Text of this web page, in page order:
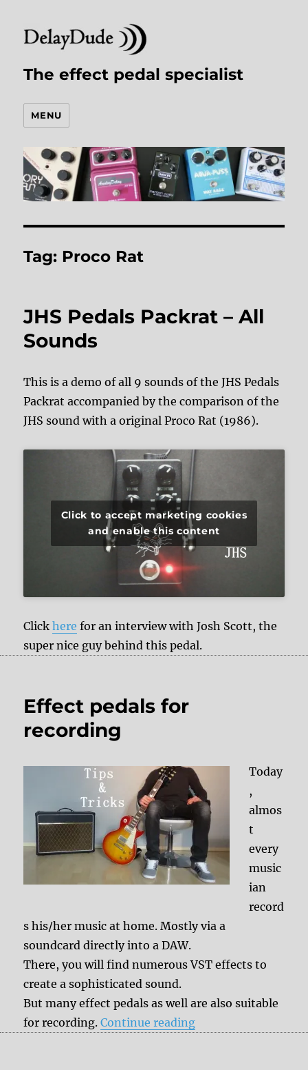
The effect pedal specialist
MENU
Tag: Proco Rat
JHS Pedals Packrat – All
Sounds
This is a demo of all 9 sounds of the JHS Pedals
Packrat accompanied by the comparison of the
JHS sound with a original Proco Rat (1986).
Click to accept marketing cookies
and enable this content
Clickhere for an interview with Josh Scott, the
super nice guy behind this pedal.
Effect pedals for
recording
Today
,
almos
t
every
music
ian
record
s his/her music at home. Mostly via a
soundcard directly into a DAW.
There, you will find numerous VST effects to
create a sophisticated sound.
But many effect pedals as well are also suitable
for recording.Continue reading“Effect pedals for